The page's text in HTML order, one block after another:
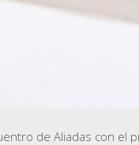
de Aliadas con el